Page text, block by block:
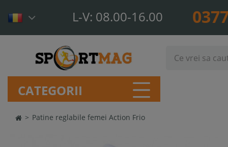
L-V: 08.00-16.00
CATEGORII
> Patine reglabile femei Action Frio